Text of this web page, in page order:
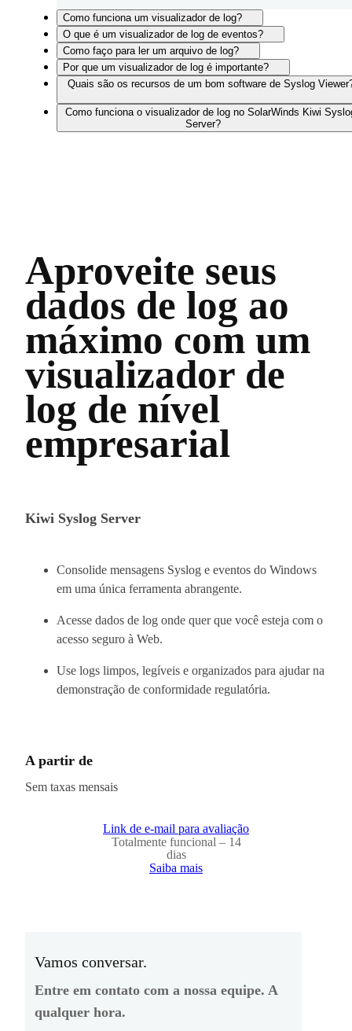
Como funciona um visualizador de log?
O que é um visualizador de log de eventos?
Como faço para ler um arquivo de log?
Por que um visualizador de log é importante?
Quais são os recursos de um bom software de Syslog
Como funciona o visualizador de log no SolarWinds Kiwi
Server?
Aproveite seus
dados de log ao
máximo com um
visualizador de
log de nível
empresarial
Kiwi Syslog Server
Consolide mensagens Syslog e eventos do Windows
em uma única ferramenta abrangente.
Acesse dados de log onde quer que você esteja com o
acesso seguro à Web.
Use logs limpos, legíveis e organizados para ajudar na
demonstração de conformidade regulatória.
A partir de
Sem taxas mensais
Link de e-mail para avaliação
Totalmente funcional – 14
dias
Saiba mais
Vamos conversar.
Entre em contato com a nossa equipe. A
qualquer hora.